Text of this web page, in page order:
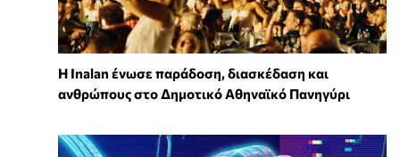
Η Inalan ένωσε παράδοση, διασκέδαση και
ανθρώπους στο Δημοτικό Αθηναϊκό Πανηγύρι